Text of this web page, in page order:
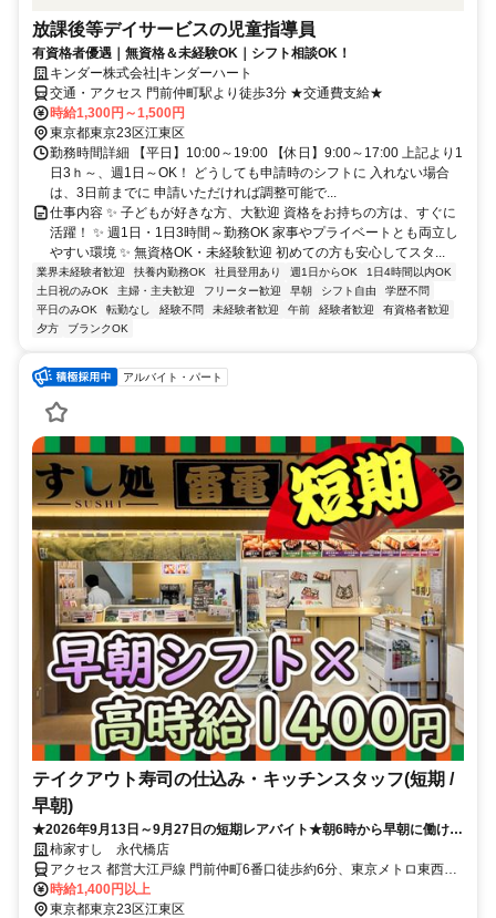
放課後等デイサービスの児童指導員
有資格者優遇｜無資格＆未経験OK｜シフト相談OK！
キンダー株式会社|キンダーハート
交通・アクセス 門前仲町駅より徒歩3分 ★交通費支給★
時給1,300円～1,500円
東京都東京23区江東区
勤務時間詳細 【平日】10:00～19:00 【休日】9:00～17:00 上記より1
日3ｈ～、週1日～OK！ どうしても申請時のシフトに 入れない場合
は、3日前までに 申請いただければ調整可能で...
仕事内容 ✨ 子どもが好きな方、大歓迎 資格をお持ちの方は、すぐに
活躍！ ✨ 週1日・1日3時間～勤務OK 家事やプライベートとも両立し
やすい環境 ✨ 無資格OK・未経験歓迎 初めての方も安心してスタ...
業界未経験者歓迎 扶養内勤務OK 社員登用あり 週1日からOK
1日4時間以内OK
土日祝のみOK
主婦・主夫歓迎 フリーター歓迎 早朝 シフト自由
学歴不問
平日のみOK
転勤なし 経験不問 未経験者歓迎 午前 経験者歓迎
有資格者歓迎
夕方
ブランクOK
アルバイト・パート
テイクアウト寿司の仕込み・キッチンスタッフ(短期 /
早朝)
★2026年9月13日～9月27日の短期レアバイト★朝6時から早朝に働ける
方歓迎！
柿家すし 永代橋店
アクセス 都営大江戸線 門前仲町6番口徒歩約6分、東京メトロ東西線/
ＪＲ中央本線 門前仲町1番口徒歩約7分、都営大江戸線 清澄白河A3口
徒歩約12分
時給1,400円以上
東京都東京23区江東区